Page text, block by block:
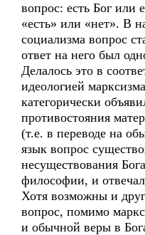
вопрос: есть Бог или
«есть» или «нет». В
социализма вопрос
ответ на него был
Делалось это в
идеологией
категорически
противостояния
(т.е. в переводе на
язык вопрос
несуществования
философии, и
Хотя возможны и
вопрос, помимо
и обычной веры в